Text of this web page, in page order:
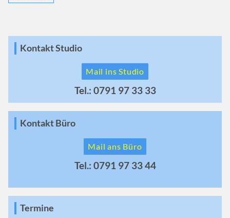
Kontakt Studio
Mail ins Studio
Tel.: 0791 97 33 33
Kontakt Büro
Mail ans Büro
Tel.: 0791 97 33 44
Termine